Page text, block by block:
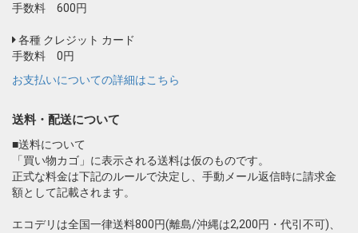
手数料 600円
各種 クレジット カード
手数料 0円
お支払いについての詳細はこちら
送料・配送について
■送料について
「買い物カゴ」に表示される送料は仮のものです。
正式な料金は下記のルールで決定し、手動メール返信時に請求金
額として記載されます。
エコデリは全国一律送料800円(離島/沖縄は2,200円・代引不可)、